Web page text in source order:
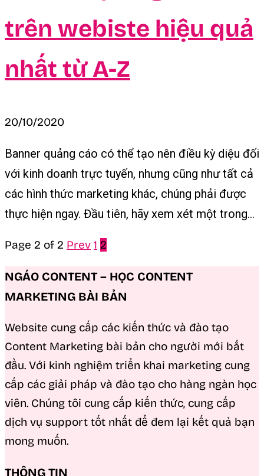
trên webiste hiệu quả
nhất từ A-Z
20/10/2020
Banner quảng cáo có thể tạo nên điều kỳ diệu đối
với kinh doanh trực tuyến, nhưng cũng như tất cả
các hình thức marketing khác, chúng phải được
thực hiện ngay. Đầu tiên, hãy xem xét một trong...
Page 2 of 2 Prev 1 2
NGÁO CONTENT – HỌC CONTENT
MARKETING BÀI BẢN
Website cung cấp các kiến thức và đào tạo
Content Marketing bài bản cho người mới bắt
đầu. Với kinh nghiệm triển khai marketing cung
cấp các giải pháp và đào tạo cho hàng ngàn học
viên. Chúng tôi cung cấp kiến thức, cung cấp
dịch vụ support tốt nhất để đem lại kết quả bạn
mong muốn.
THÔNG TIN